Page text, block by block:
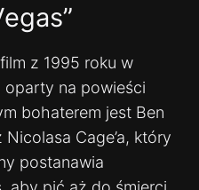
z 1995 roku w
oparty na powieści
bohaterem jest Ben
Cage’a, który
postanawia